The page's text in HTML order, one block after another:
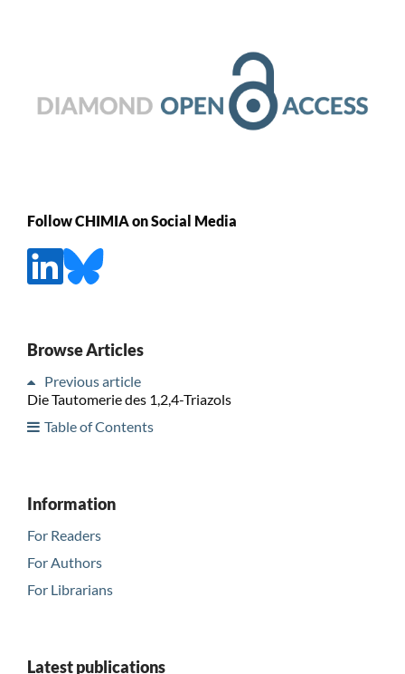
Follow CHIMIA on Social Media
Browse Articles
Previous article
Die Tautomerie des 1,2,4-Triazols
Table of Contents
Information
For Readers
For Authors
For Librarians
Latest publications